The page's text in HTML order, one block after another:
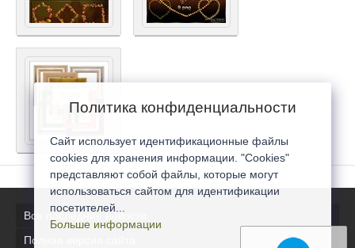
Все последние новости
Полная версия сайта
Политика конфиденциальности
Сайт использует идентификационные файлы
cookies для хранения информации. "Cookies"
представляют собой файлы, которые могут
использоваться сайтом для идентификации
посетителей...
Больше информации